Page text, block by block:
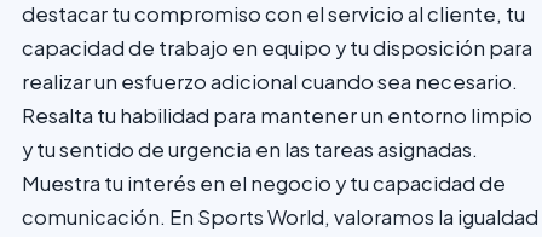
destacar tu compromiso con el servicio al cliente, tu
capacidad de trabajo en equipo y tu disposición para
realizar un esfuerzo adicional cuando sea necesario.
Resalta tu habilidad para mantener un entorno limpio
y tu sentido de urgencia en las tareas asignadas.
Muestra tu interés en el negocio y tu capacidad de
comunicación. En Sports World, valoramos la igualdad